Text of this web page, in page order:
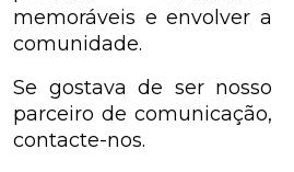
memoráveis e envolver a
comunidade.
Se gostava de ser nosso
parceiro de comunicação,
contacte-nos.